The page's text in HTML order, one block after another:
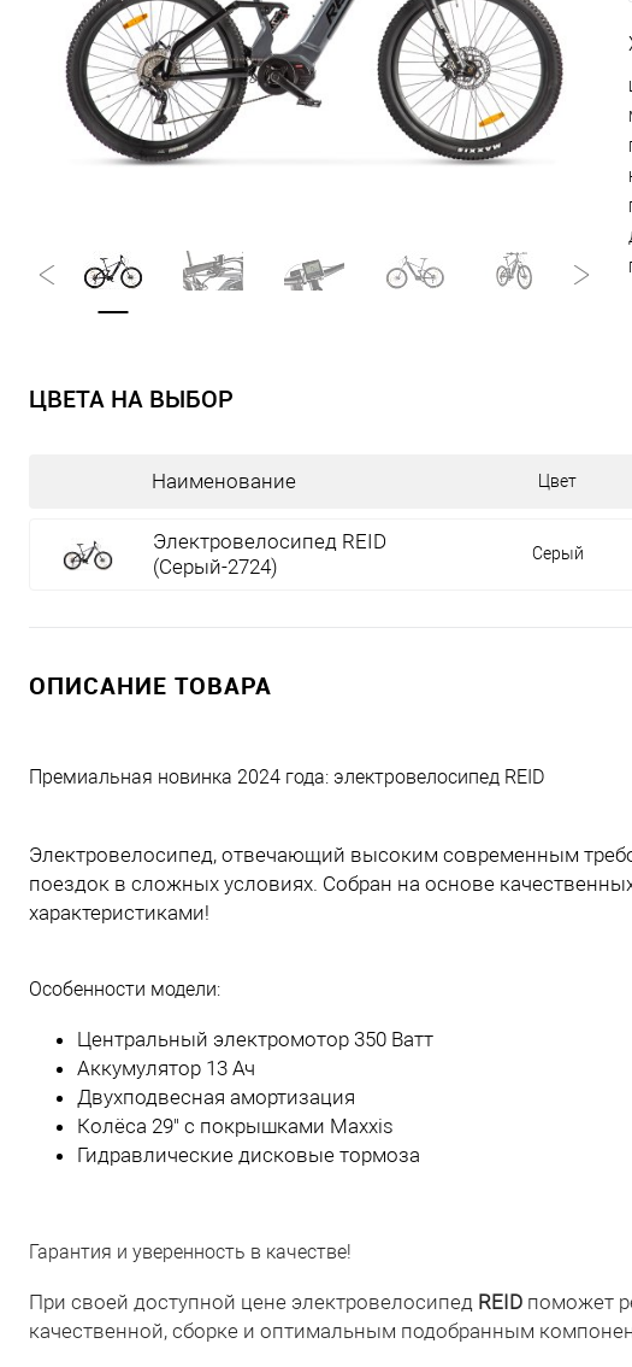
ЦВЕТА НА ВЫБОР
Наименование Цвет
Электровелосипед REID
(Серый-2724)
Серый
ОПИСАНИЕ ТОВАРА
Премиальная новинка 2024 года: электровелосипед REID
Электровелосипед, отвечающий высоким современным
поездок в сложных условиях. Собран на основе
характеристиками!
Особенности модели:
Центральный электромотор 350 Ватт
Аккумулятор 13 Ач
Двухподвесная амортизация
Колёса 29" с покрышками Maxxis
Гидравлические дисковые тормоза
Гарантия и уверенность в качестве!
При своей доступной цене электровелосипед REID поможет
качественной, сборке и оптимальным подобранным